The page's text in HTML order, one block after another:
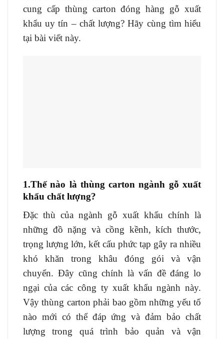
cung cấp thùng carton đóng hàng gỗ xuất
khẩu uy tín – chất lượng? Hãy cùng tìm hiểu
tại bài viết này.
1.Thế nào là thùng carton ngành gỗ xuất
khẩu chất lượng?
Đặc thù của ngành gỗ xuất khẩu chính là
những đồ nặng và cồng kềnh, kích thước,
trọng lượng lớn, kết cấu phức tạp gây ra nhiều
khó khăn trong khâu đóng gói và vận
chuyển. Đây cũng chính là vấn đề đáng lo
ngại của các công ty xuất khẩu ngành này.
Vậy thùng carton phải bao gồm những yếu tố
nào mới có thể đáp ứng và đảm bảo chất
lượng trong quá trình bảo quản và vận